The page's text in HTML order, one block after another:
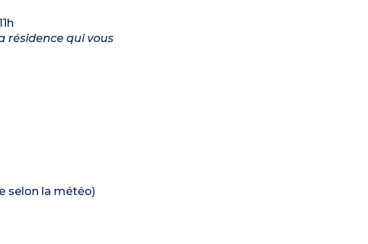
résidence qui vous
selon la météo)